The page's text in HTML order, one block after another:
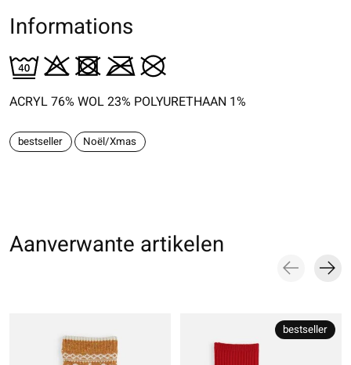
Informations
ACRYL 76% WOL 23% POLYURETHAAN 1%
bestseller Noël/Xmas
Aanverwante artikelen
bestseller